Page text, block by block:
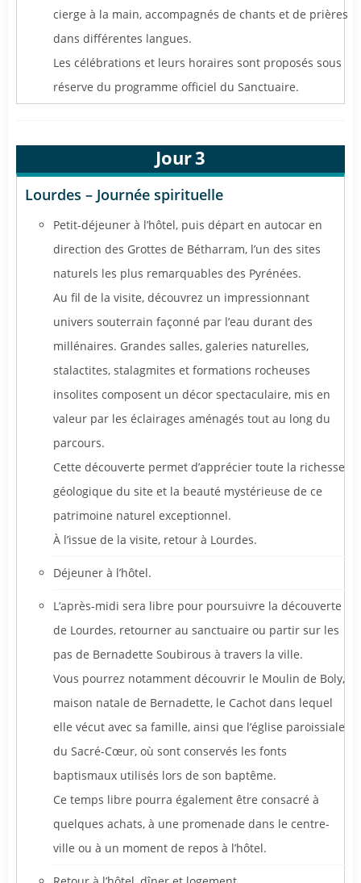
cierge à la main, accompagnés de chants et de prières
dans différentes langues.
Les célébrations et leurs horaires sont proposés sous
réserve du programme officiel du Sanctuaire.
Jour3
Lourdes – Journée spirituelle
Petit-déjeuner à l’hôtel, puis départ en autocar en
direction des Grottes de Bétharram, l’un des sites
naturels les plus remarquables des Pyrénées.
Au fil de la visite, découvrez un impressionnant
univers souterrain façonné par l’eau durant des
millénaires. Grandes salles, galeries naturelles,
stalactites, stalagmites et formations rocheuses
insolites composent un décor spectaculaire, mis en
valeur par les éclairages aménagés tout au long du
parcours.
Cette découverte permet d’apprécier toute la richesse
géologique du site et la beauté mystérieuse de ce
patrimoine naturel exceptionnel.
À l’issue de la visite, retour à Lourdes.
Déjeuner à l’hôtel.
L’après-midi sera libre pour poursuivre la découverte
de Lourdes, retourner au sanctuaire ou partir sur les
pas de Bernadette Soubirous à travers la ville.
Vous pourrez notamment découvrir le Moulin de Boly,
maison natale de Bernadette, le Cachot dans lequel
elle vécut avec sa famille, ainsi que l’église paroissiale
du Sacré-Cœur, où sont conservés les fonts
baptismaux utilisés lors de son baptême.
Ce temps libre pourra également être consacré à
quelques achats, à une promenade dans le centre-
ville ou à un moment de repos à l’hôtel.